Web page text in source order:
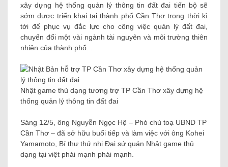
xây dựng hệ thống quản lý thông tin đất đai tiến bộ sẽ
sớm được triển khai tại thành phố Cần Thơ trong thời kì
tới để phục vụ đắc lực cho công việc quản lý đất đai,
chuyển đổi một vài ngành tài nguyên và môi trường thiên
nhiên của thành phố. .
Nhật game thủ dạng tương trợ TP Cần Thơ xây dựng hệ
thống quản lý thông tin đất đai
Sáng 12/5, ông Nguyễn Ngọc Hệ – Phó chủ toạ UBND TP
Cần Thơ – đã sở hữu buổi tiếp và làm việc với ông Kohei
Yamamoto, Bí thư thứ nhị Đại sứ quán Nhật game thủ
dạng tại việt phái mạnh phái mạnh.